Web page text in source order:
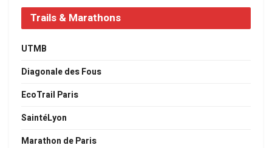
Trails & Marathons
UTMB
Diagonale des Fous
EcoTrail Paris
SaintéLyon
Marathon de Paris